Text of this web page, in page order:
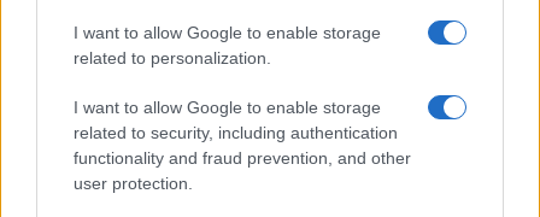
I want to allow Google to enable storage
related to personalization.
I want to allow Google to enable storage
related to security, including authentication
functionality and fraud prevention, and other
user protection.
Borse europee in rosso: petrolio in rialzo e focus su